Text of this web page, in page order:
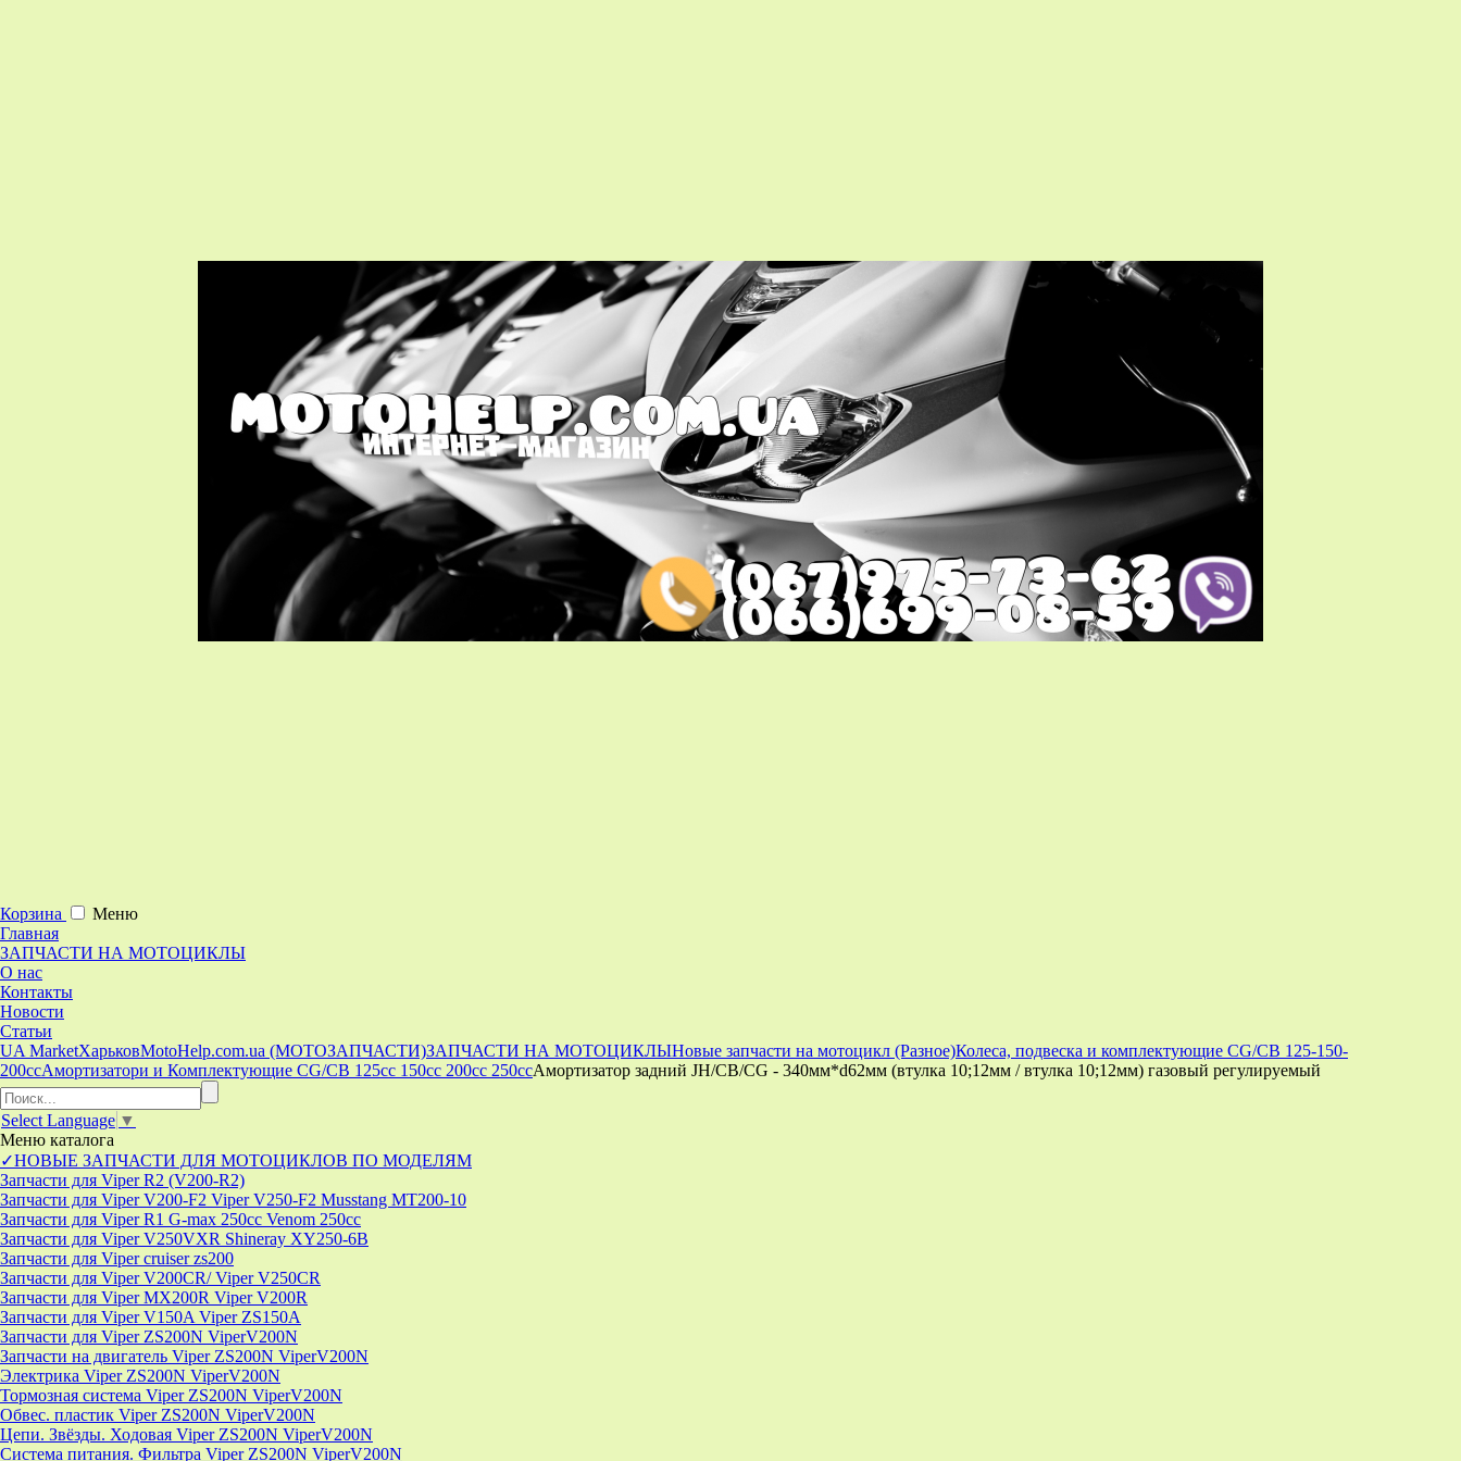
Корзина
Меню
Главная
ЗАПЧАСТИ НА МОТОЦИКЛЫ
О нас
Контакты
Новости
Статьи
UA MarketХарьковMotoHelp.com.ua (МОТОЗАПЧАСТИ)ЗАПЧАСТИ НА МОТОЦИКЛЫНовые запчасти на мотоцикл (Разное)Колеса, подвеска и комплектующие CG/CB 125-150-
200ccАмортизатори и Комплектующие CG/CB 125cc 150cc 200cc 250ccАмортизатор задний JH/CB/CG - 340мм*d62мм (втулка 10;12мм / втулка 10;12мм) газовый регулируемый
Select Language ▼
Меню каталога
✓НОВЫЕ ЗАПЧАСТИ ДЛЯ МОТОЦИКЛОВ ПО МОДЕЛЯМ
Запчасти для Viper R2 (V200-R2)
Запчасти для Viper V200-F2 Viper V250-F2 Musstang MT200-10
Запчасти для Viper R1 G-max 250cc Venom 250cc
Запчасти для Viper V250VXR Shineray XY250-6B
Запчасти для Viper cruiser zs200
Запчасти для Viper V200CR/ Viper V250CR
Запчасти для Viper MX200R Viper V200R
Запчасти для Viper V150A Viper ZS150A
Запчасти для Viper ZS200N ViperV200N
Запчасти на двигатель Viper ZS200N ViperV200N
Электрика Viper ZS200N ViperV200N
Тормозная система Viper ZS200N ViperV200N
Обвес. пластик Viper ZS200N ViperV200N
Цепи. Звёзды. Ходовая Viper ZS200N ViperV200N
Система питания. Фильтра Viper ZS200N ViperV200N